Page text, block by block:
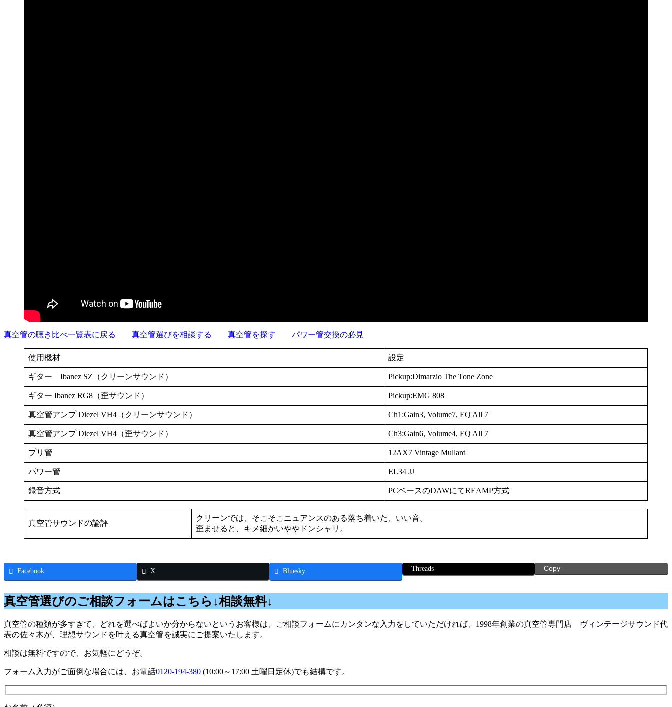
真空管の聴き比べ一覧表に戻る 真空管選びを相談する 真空管を探す パワー管交換の必見
使用機材 設定
ギター Ibanez SZ（クリーンサウンド） Pickup:Dimarzio The Tone Zone
ギター Ibanez RG8（歪サウンド） Pickup:EMG 808
真空管アンプ Diezel VH4（クリーンサウンド） Ch1:Gain3, Volume7, EQ All 7
真空管アンプ Diezel VH4（歪サウンド） Ch3:Gain6, Volume4, EQ All 7
プリ管 12AX7 Vintage Mullard
パワー管 EL34 JJ
録音方式 PCベースのDAWにてREAMP方式
真空管サウンドの論評
クリーンでは、そこそこニュアンスのある落ち着いた、いい音。
歪ませると、キメ細かいややドンシャリ。
Facebook X Bluesky Threads Copy
真空管選びのご相談フォームはこちら↓相談無料↓
真空管の種類が多すぎて、どれを選べばよいか分からないというお客様は、ご相談フォームにカンタンな入力をしていただければ、1998年創業の真空管専門店 ヴィンテージサウンド代
表の佐々木が、理想サウンドを叶える真空管を誠実にご提案いたします。
相談は無料ですので、お気軽にどうぞ。
フォーム入力がご面倒な場合には、お電話0120-194-380 (10:00～17:00 土曜日定休)でも結構です。